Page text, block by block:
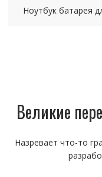
Ноутбук батарея
Великие
Назревает что-то